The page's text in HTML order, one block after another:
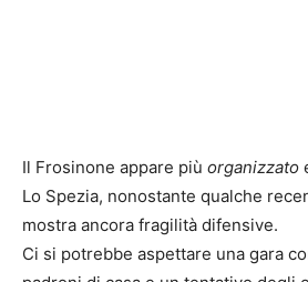
Il Frosinone appare più organizzato
Lo Spezia, nonostante qualche
mostra ancora fragilità difensive.
Ci si potrebbe aspettare una gara